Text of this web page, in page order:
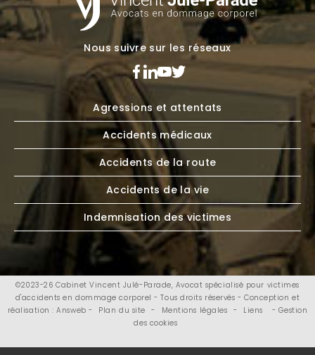
Nous suivre sur les réseaux
Agressions et attentats
Accidents médicaux
Accidents de la route
Accidents de la vie
Indemnisation des victimes
©2023-26 Cabinet Vincent Julé-Parade, Avocat spécialisé pour victimes
d'accidents en dommage corporel - Tous droits réservés - Conception et
réalisation : Answeb -
Plan du site - Mentions légales - Liens
- Gestion
des cookies